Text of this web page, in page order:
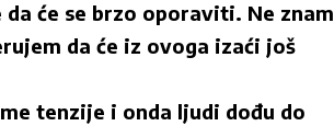
da će se brzo oporaviti. Ne znam
da će iz ovoga izaći još
tenzije i onda ljudi dođu do